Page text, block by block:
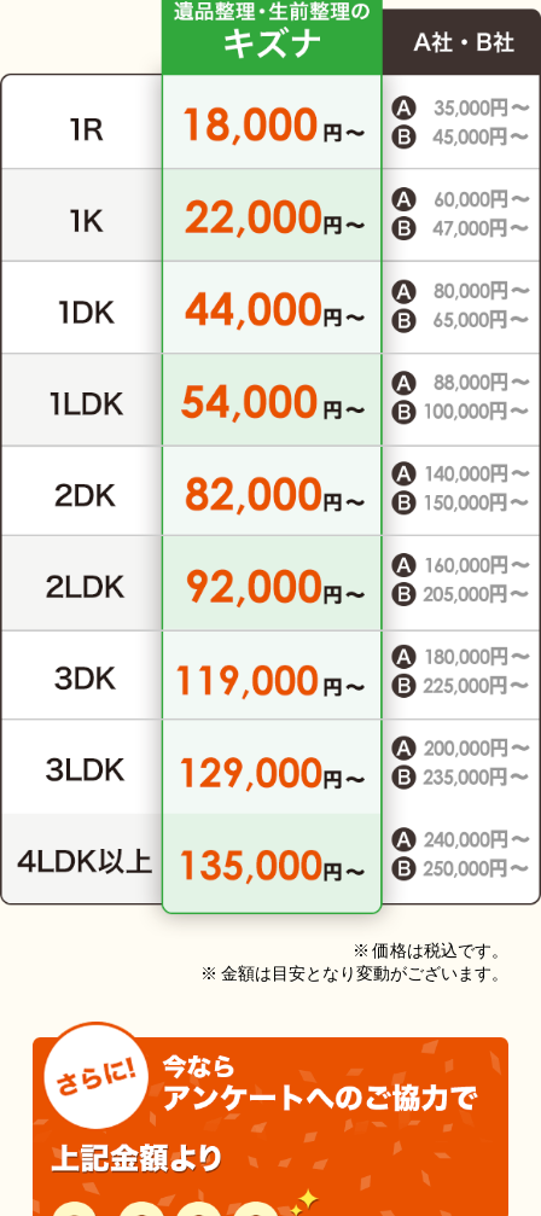
※ 価格は税込です。
※ 金額は目安となり変動がございます。